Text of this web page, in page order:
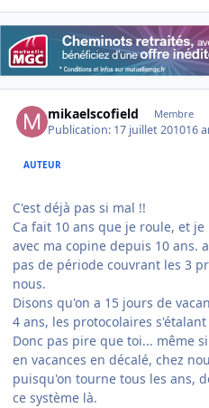
mikaelscofield Membre
Publication: 17 juillet 201016
AUTEUR
C'est déjà pas si mal !!
Ca fait 10 ans que je roule, et
avec ma copine depuis 10 ans.
pas de période couvrant les 3
nous.
Disons qu'on a 15 jours de
4 ans, les protocolaires
Donc pas pire que toi... même
en vacances en décalé, chez
puisqu'on tourne tous les ans,
ce système là.